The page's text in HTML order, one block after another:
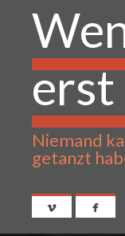
erst
Niemand
getanzt